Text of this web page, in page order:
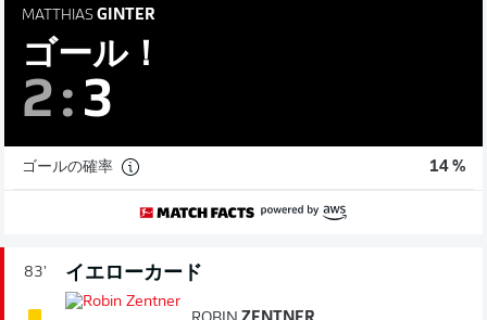
MATTHIAS GINTER
ゴール！
2: 3
ゴールの確率 14 %
83' イエローカード